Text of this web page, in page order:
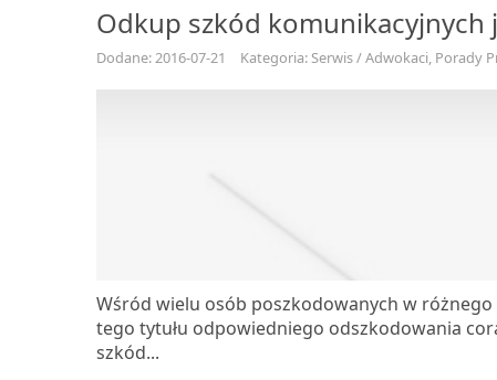
Odkup szkód
Dodane: 2016-07-21 Kategoria: Serwis / Adwokaci, Porady
Wśród wielu osób poszkodowanych w
tego tytułu odpowiedniego odszkodowania
szkód...